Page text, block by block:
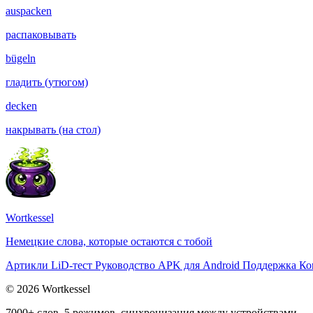
auspacken
распаковывать
bügeln
гладить (утюгом)
decken
накрывать (на стол)
Wortkessel
Немецкие слова, которые остаются с тобой
Артикли LiD-тест Руководство APK для Android Поддержка
© 2026 Wortkessel